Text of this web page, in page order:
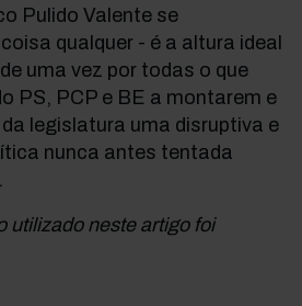
Pulido Valente se
qualquer - é a altura ideal
uma vez por todas o que
PS, PCP e BE a montarem e
legislatura uma disruptiva e
nunca antes tentada
utilizado neste artigo foi